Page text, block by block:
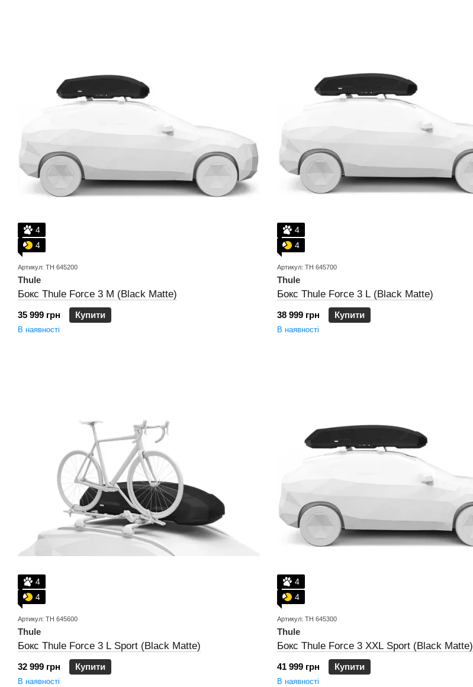
4
4
Артикул: TH 645200
Thule
Бокс Thule Force 3 M (Black Matte)
35 999 грн Купити
В наявності
4
4
Артикул: TH 645700
Thule
Бокс Thule Force 3 L (Black Matte)
38 999 грн Купити
В наявності
4
4
Артикул: TH 645600
Thule
Бокс Thule Force 3 L Sport (Black Matte)
32 999 грн Купити
В наявності
4
4
Артикул: TH 645300
Thule
Бокс Thule Force 3 XXL Sport (Black Matte)
41 999 грн Купити
В наявності